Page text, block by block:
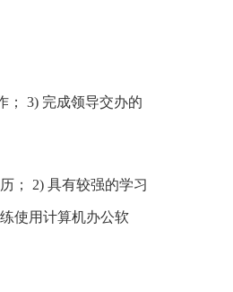
； 3) 完成领导交办的
； 2) 具有较强的学习
使用计算机办公软